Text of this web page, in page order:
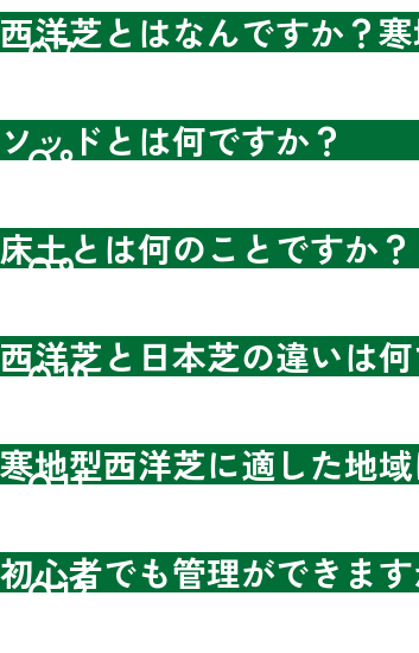
Ｑ7.
西洋芝とはなんですか？
Ｑ8.
ソッドとは何ですか？
Ｑ9.
床土とは何のことですか
Ｑ10.
西洋芝と日本芝の違いは
Ｑ11.
寒地型西洋芝に適した地
Ｑ12.
初心者でも管理ができます